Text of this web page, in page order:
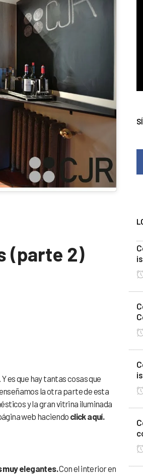
(parte 2)
es que hay tantas cosas que
la otra parte de esta
y la gran vitrina iluminada
web haciendo click aquí.
muyelegantes.Con el interior en